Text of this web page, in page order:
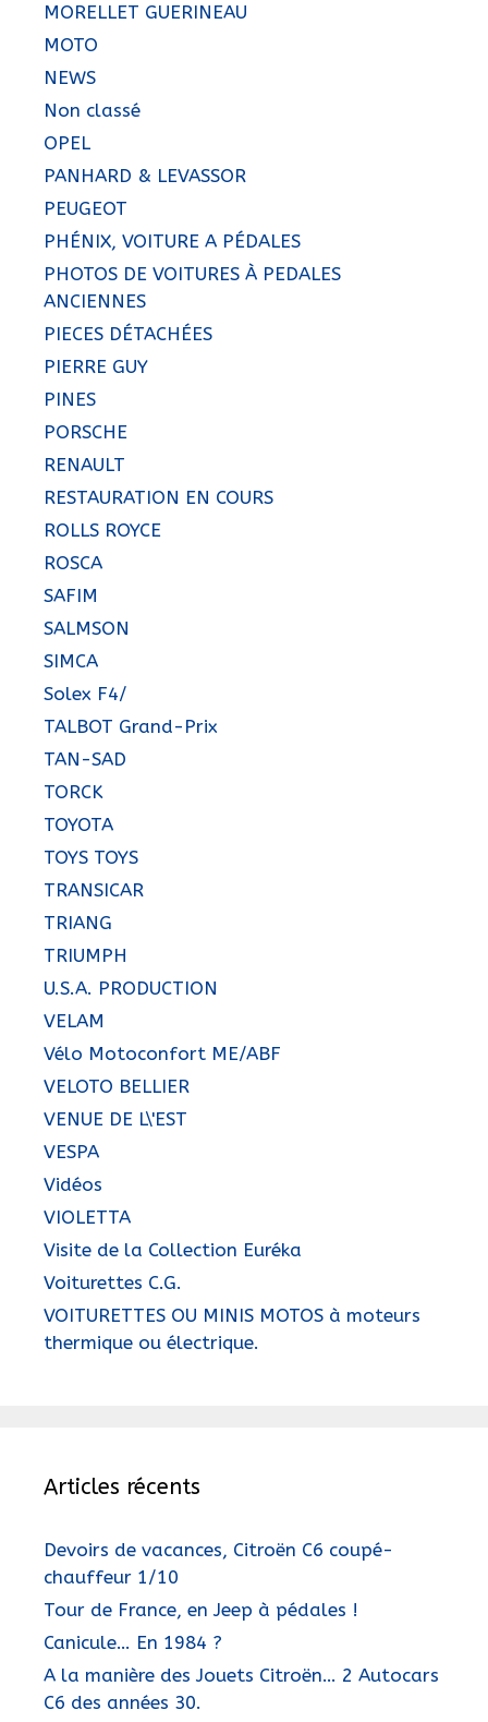
MORELLET GUERINEAU
MOTO
NEWS
Non classé
OPEL
PANHARD & LEVASSOR
PEUGEOT
PHÉNIX, VOITURE A PÉDALES
PHOTOS DE VOITURES À PEDALES
ANCIENNES
PIECES DÉTACHÉES
PIERRE GUY
PINES
PORSCHE
RENAULT
RESTAURATION EN COURS
ROLLS ROYCE
ROSCA
SAFIM
SALMSON
SIMCA
Solex F4/
TALBOT Grand-Prix
TAN-SAD
TORCK
TOYOTA
TOYS TOYS
TRANSICAR
TRIANG
TRIUMPH
U.S.A. PRODUCTION
VELAM
Vélo Motoconfort ME/ABF
VELOTO BELLIER
VENUE DE L\'EST
VESPA
Vidéos
VIOLETTA
Visite de la Collection Euréka
Voiturettes C.G.
VOITURETTES OU MINIS MOTOS à moteurs
thermique ou électrique.
Articles récents
Devoirs de vacances, Citroën C6 coupé-
chauffeur 1/10
Tour de France, en Jeep à pédales !
Canicule… En 1984 ?
A la manière des Jouets Citroën… 2 Autocars
C6 des années 30.